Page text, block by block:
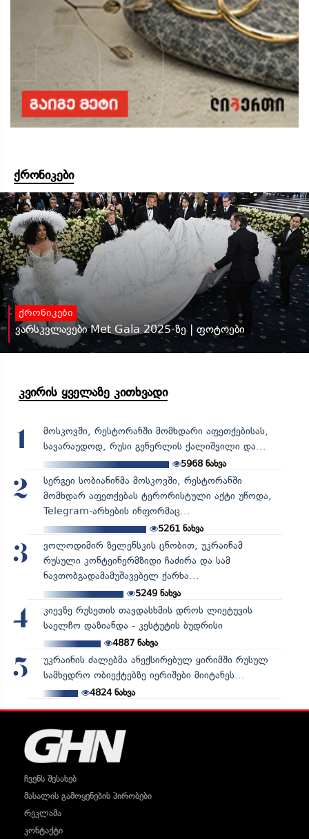
ქრონიკები
ქრონიკები
ვარსკვლავები Met Gala 2025-ზე | ფოტოები
კვირის ყველაზე კითხვადი
1
მოსკოვში, რესტორანში მომხდარი აფეთქებისას,
სავარაუდოდ, რუსი გენერლის ქალიშვილი და...
5968 ნახვა
2
სერგეი სობიანინმა მოსკოვში, რესტორანში
მომხდარ აფეთქებას ტერორისტული აქტი უწოდა,
Telegram-არხების ინფორმაც...
5261ნახვა
3
ვოლოდიმირ ზელენსკის ცნობით, უკრაინამ
რუსული კონტეინერმზიდი ჩაძირა და სამ
ნავთობგადამამუშავებელ ქარხა...
5249ნახვა
4
კიევზე რუსეთის თავდასხმის დროს ლიეტუვის
საელჩო დაზიანდა - კესტუტის ბუდრისი
4887ნახვა
5
უკრაინის ძალებმა ანექსირებულ ყირიმში რუსულ
სამხედრო ობიექტებზე იერიშები მიიტანეს...
4824ნახვა
ჩვენს შესახებ
მასალის გამოყენების პირობები
რეკლამა
კონტაქტი